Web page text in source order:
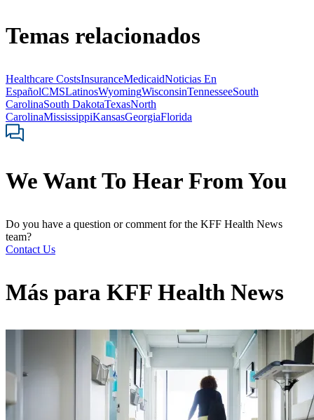
Temas relacionados
Healthcare CostsInsuranceMedicaidNoticias En
EspañolCMSLatinosWyomingWisconsinTennesseeSouth
CarolinaSouth DakotaTexasNorth
CarolinaMississippiKansasGeorgiaFlorida
We Want To Hear From You
Do you have a question or comment for the KFF Health News
team?
Contact Us
Más para KFF Health News